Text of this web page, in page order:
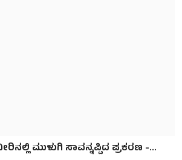
ಮುಳುಗಿ ಸಾವನ್ನಪ್ಪಿದ ಪ್ರಕರಣ -...